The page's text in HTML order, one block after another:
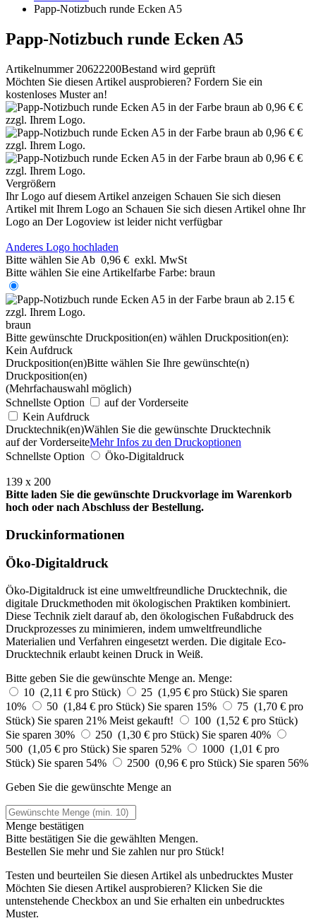
Papp-Notizbuch runde Ecken A5
Papp-Notizbuch runde Ecken A5
Artikelnummer 20622200Bestand wird geprüft
Möchten Sie diesen Artikel ausprobieren? Fordern Sie ein
kostenloses Muster an!
Vergrößern
Ihr Logo auf diesem Artikel anzeigen Schauen Sie sich diesen
Artikel mit Ihrem Logo an Schauen Sie sich diesen Artikel ohne Ihr
Logo an Der Logoview ist leider nicht verfügbar
Anderes Logo hochladen
Bitte wählen Sie Ab 0,96 € exkl. MwSt
Bitte wählen Sie eine Artikelfarbe Farbe: braun
braun
Bitte gewünschte Druckposition(en) wählen Druckposition(en):
Kein Aufdruck
Druckposition(en)Bitte wählen Sie Ihre gewünschte(n)
Druckposition(en)
(Mehrfachauswahl möglich)
Schnellste Option
auf der Vorderseite
Kein Aufdruck
Drucktechnik(en)Wählen Sie die gewünschte Drucktechnik
auf der VorderseiteMehr Infos zu den Druckoptionen
Schnellste Option
Öko-Digitaldruck
139 x 200
Bitte laden Sie die gewünschte Druckvorlage im Warenkorb
hoch oder nach Abschluss der Bestellung.
Druckinformationen
Öko-Digitaldruck
Öko-Digitaldruck ist eine umweltfreundliche Drucktechnik, die
digitale Druckmethoden mit ökologischen Praktiken kombiniert.
Diese Technik zielt darauf ab, den ökologischen Fußabdruck des
Druckprozesses zu minimieren, indem umweltfreundliche
Materialien und Verfahren eingesetzt werden. Die digitale Eco-
Drucktechnik erlaubt keinen Druck in Weiß.
Bitte geben Sie die gewünschte Menge an. Menge:
10 (2,11 € pro Stück)
25 (1,95 € pro Stück) Sie sparen
10%
50 (1,84 € pro Stück) Sie sparen 15%
75 (1,70 € pro
Stück) Sie sparen 21% Meist gekauft!
100 (1,52 € pro Stück)
Sie sparen 30%
250 (1,30 € pro Stück) Sie sparen 40%
500 (1,05 € pro Stück) Sie sparen 52%
1000 (1,01 € pro
Stück) Sie sparen 54% 2500 (0,96 € pro Stück) Sie sparen 56%
Geben Sie die gewünschte Menge an
Menge bestätigen
Bitte bestätigen Sie die gewählten Mengen.
Bestellen Sie mehr und Sie zahlen nurpro Stück!
Testen und beurteilen Sie diesen Artikel als unbedrucktes Muster
Möchten Sie diesen Artikel ausprobieren? Klicken Sie die
untenstehende Checkbox an und Sie erhalten ein unbedrucktes
Muster.